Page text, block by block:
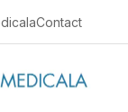
Contact